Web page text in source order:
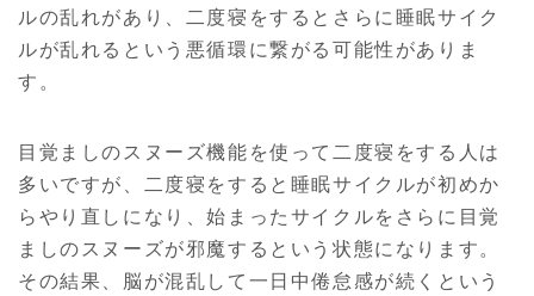
ルの乱れがあり、二度寝をするとさらに睡眠サイク
ルが乱れるという悪循環に繋がる可能性がありま
す。
目覚ましのスヌーズ機能を使って二度寝をする人は
多いですが、二度寝をすると睡眠サイクルが初めか
らやり直しになり、始まったサイクルをさらに目覚
ましのスヌーズが邪魔するという状態になります。
その結果、脳が混乱して一日中倦怠感が続くという